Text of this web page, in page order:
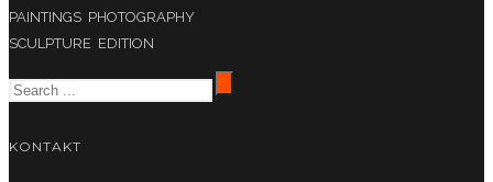
PAINTINGS PHOTOGRAPHY
SCULPTURE EDITION
KONTAKT